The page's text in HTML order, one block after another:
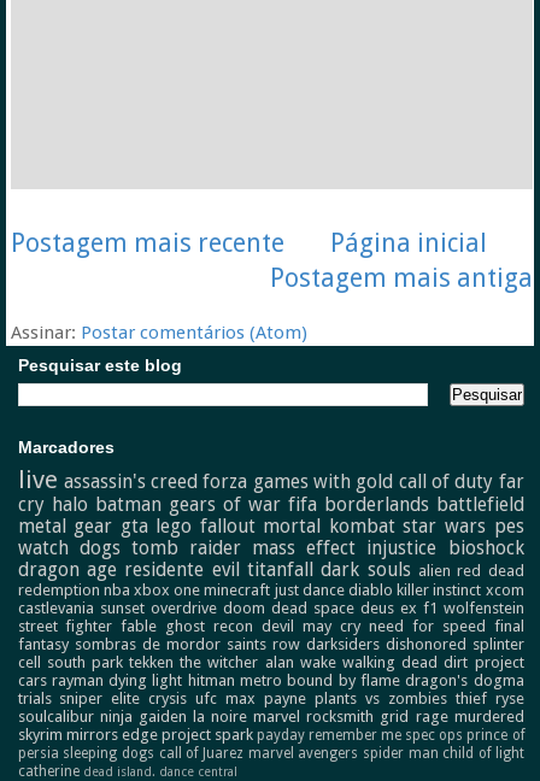
Postagem mais recente
Postagem mais antiga
Página inicial
Assinar: Postar comentários (Atom)
Pesquisar este blog
Marcadores
live assassin's creed forza games with gold call of duty far
cry halo batman gears of war fifa borderlands battlefield
metal gear gta lego fallout mortal kombat star wars pes
watch dogs tomb raider mass effect injustice bioshock
dragon age residente evil titanfall dark souls alien red dead
redemption nba xbox one minecraft just dance diablo killer instinct xcom
castlevania sunset overdrive doom dead space deus ex f1 wolfenstein
street fighter fable ghost recon devil may cry need for speed final
fantasy sombras de mordor saints row darksiders dishonored splinter
cell
south park tekken the witcher alan wake walking dead dirt project
cars rayman dying light hitman metro bound by flame dragon's dogma
trials sniper elite crysis ufc max payne plants vs zombies thief ryse
soulcalibur ninja gaiden la noire marvel rocksmith grid rage murdered
skyrim mirrors edge project spark payday remember me spec ops prince of
persia sleeping dogs call of Juarez marvel avengers spider man child of light
catherine dead island. dance central